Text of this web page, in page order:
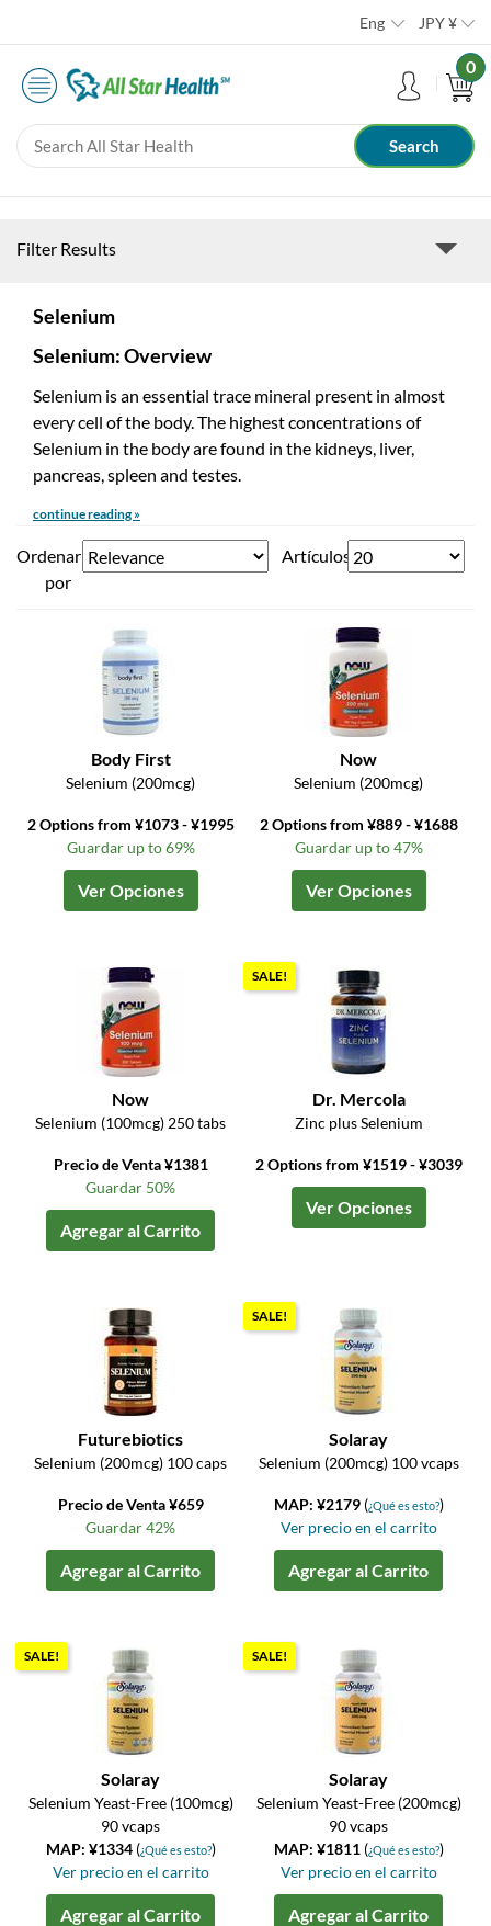
Eng JPY¥
0
Filter Results
Selenium
Selenium: Overview
Selenium is an essential trace mineral present in almost
every cell of the body. The highest concentrations of
Selenium in the body are found in the kidneys, liver,
pancreas, spleen and testes.
continue reading »
Ordenar
por
Artículos
Body First
Selenium (200mcg)
2 Options from ¥1073 - ¥1995
Guardar up to 69%
Ver Opciones
Now
Selenium (200mcg)
2 Options from ¥889 - ¥1688
Guardar up to 47%
Ver Opciones
Now
Selenium (100mcg) 250 tabs
Precio de Venta ¥1381
Guardar 50%
Agregar al Carrito
SALE!
Dr. Mercola
Zinc plus Selenium
2 Options from ¥1519 - ¥3039
Ver Opciones
Futurebiotics
Selenium (200mcg) 100 caps
Precio de Venta ¥659
Guardar 42%
Agregar al Carrito
SALE!
Solaray
Selenium (200mcg) 100 vcaps
MAP: ¥2179 (¿Qué es esto?)
Ver precio en el carrito
Agregar al Carrito
SALE!
Solaray
Selenium Yeast-Free (100mcg)
90 vcaps
MAP: ¥1334 (¿Qué es esto?)
Ver precio en el carrito
Agregar al Carrito
SALE!
Solaray
Selenium Yeast-Free (200mcg)
90 vcaps
MAP: ¥1811 (¿Qué es esto?)
Ver precio en el carrito
Agregar al Carrito